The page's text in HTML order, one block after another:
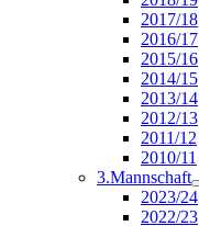
2017/18
2016/17
2015/16
2014/15
2013/14
2012/13
2011/12
2010/11
3.Mannschaft
2023/24
2022/23